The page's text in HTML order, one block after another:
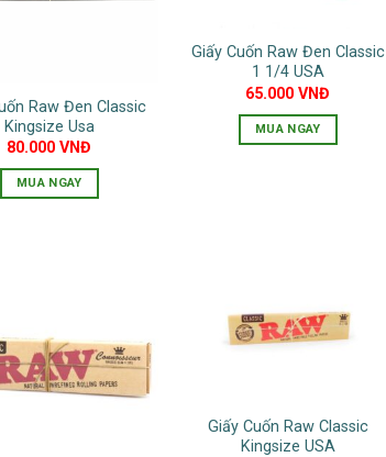
Raw Đen Classic
Kingsize Usa
80.000VNĐ
MUA NGAY
Giấy Cuốn Raw Đen Classic
1 1/4 USA
65.000VNĐ
MUA NGAY
Giấy Cuốn Raw Classic
Kingsize USA